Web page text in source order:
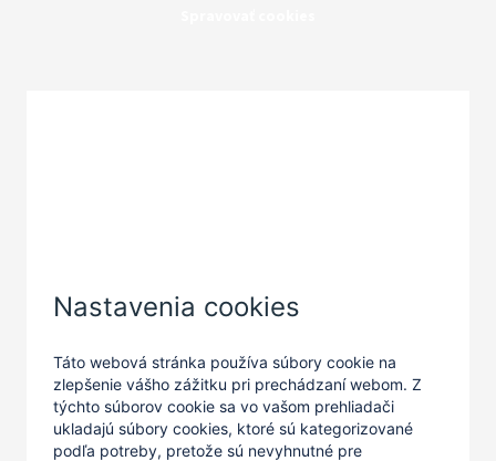
Nastavenia cookies
Táto webová stránka používa súbory cookie na
zlepšenie vášho zážitku pri prechádzaní webom. Z
týchto súborov cookie sa vo vašom prehliadači
ukladajú súbory cookies, ktoré sú kategorizované
podľa potreby, pretože sú nevyhnutné pre